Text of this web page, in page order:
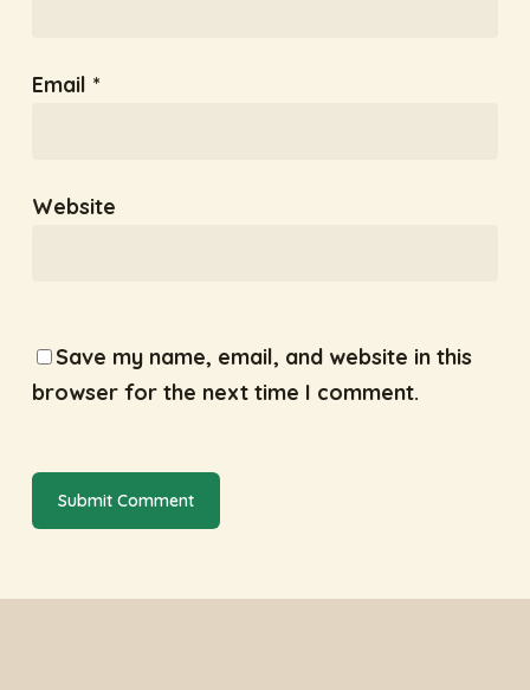
Email *
Website
Save my name, email, and website in this
browser for the next time I comment.